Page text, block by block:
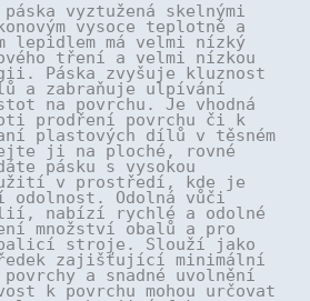
vyztužená skelnými
vysoce teplotně a
lepidlem má velmi nízký
tření a velmi nízkou
Páska zvyšuje kluznost
a zabraňuje ulpívání
na povrchu. Je vhodná
prodření povrchu či k
plastových dílů v těsném
ji na ploché, rovné
pásku s vysokou
v prostředí, kde je
odolnost. Odolná vůči
nabízí rychlé a odolné
množství obalů a pro
balicí stroje. Slouží jako
zajišťující minimální
a snadné uvolnění
k povrchu mohou určovat